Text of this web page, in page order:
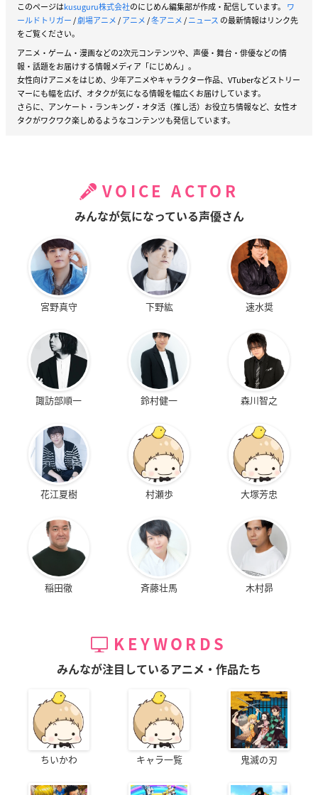
このページはkusuguru株式会社のにじめん編集部が作成・配信しています。 ワ
ールドトリガー/劇場アニメ/アニメ/冬アニメ/ニュース の最新情報はリンク先
をご覧ください。
アニメ・ゲーム・漫画などの2次元コンテンツや、声優・舞台・俳優などの情
報・話題をお届けする情報メディア「にじめん」。
女性向けアニメをはじめ、少年アニメやキャラクター作品、VTuberなどストリー
マーにも幅を広げ、オタクが気になる情報を幅広くお届けしています。
さらに、アンケート・ランキング・オタ活（推し活）お役立ち情報など、女性オ
タクがワクワク楽しめるようなコンテンツも発信しています。
VOICE ACTOR
みんなが気になっている声優さん
宮野真守 下野紘 速水奨
諏訪部順一 鈴村健一 森川智之
花江夏樹 村瀬歩 大塚芳忠
稲田徹 斉藤壮馬 木村昴
KEYWORDS
みんなが注目しているアニメ・作品たち
ちいかわ キャラ一覧 鬼滅の刃